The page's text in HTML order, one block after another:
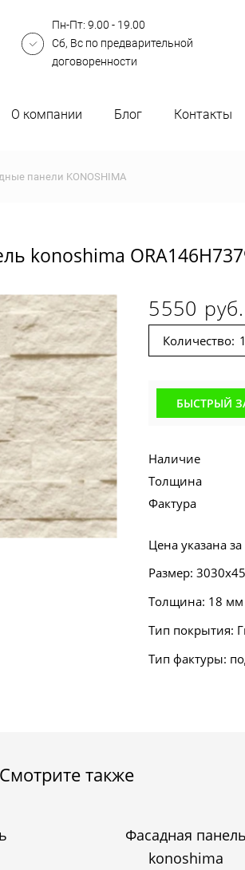
Пн-Пт: 9.00 - 19.00
Сб, Вс по предварительной
договоренности
О компании Блог Контакты
панели KONOSHIMA
konoshima
5550 руб.
Количество:
БЫСТРЫЙ
Наличие
Толщина
Фактура
Цена указана
Размер:
Толщина: 18 мм
Тип покрытия:
Тип фактуры:
Смотрите также
Фасадная
konoshima